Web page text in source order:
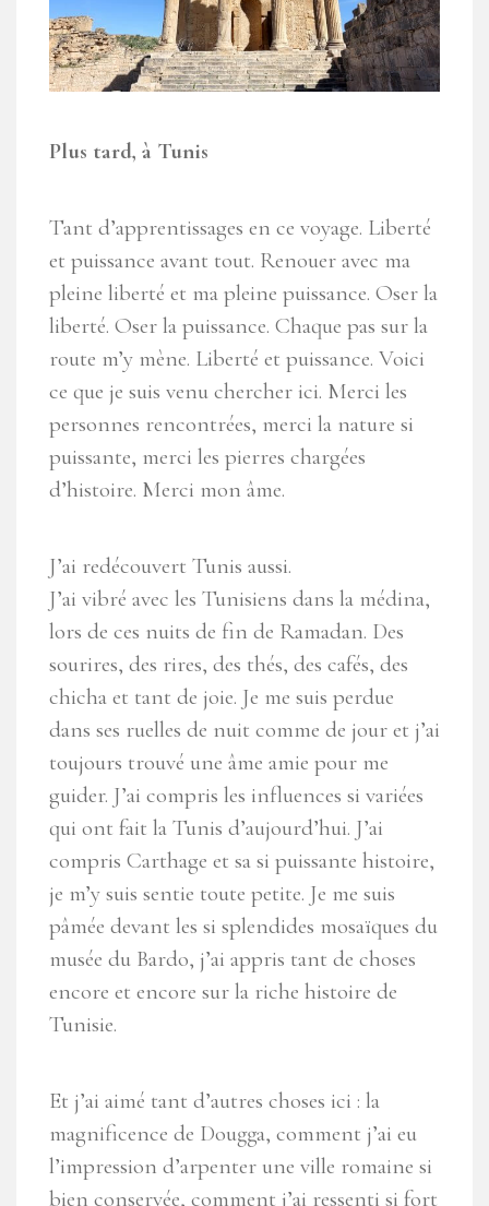
Plus tard, à Tunis
Tant d’apprentissages en ce voyage. Liberté
et puissance avant tout. Renouer avec ma
pleine liberté et ma pleine puissance. Oser la
liberté. Oser la puissance. Chaque pas sur la
route m’y mène. Liberté et puissance. Voici
ce que je suis venu chercher ici. Merci les
personnes rencontrées, merci la nature si
puissante, merci les pierres chargées
d’histoire. Merci mon âme.
J’ai redécouvert Tunis aussi.
J’ai vibré avec les Tunisiens dans la médina,
lors de ces nuits de fin de Ramadan. Des
sourires, des rires, des thés, des cafés, des
chicha et tant de joie. Je me suis perdue
dans ses ruelles de nuit comme de jour et j’ai
toujours trouvé une âme amie pour me
guider. J’ai compris les influences si variées
qui ont fait la Tunis d’aujourd’hui. J’ai
compris Carthage et sa si puissante histoire,
je m’y suis sentie toute petite. Je me suis
pâmée devant les si splendides mosaïques du
musée du Bardo, j’ai appris tant de choses
encore et encore sur la riche histoire de
Tunisie.
Et j’ai aimé tant d’autres choses ici : la
magnificence de Dougga, comment j’ai eu
l’impression d’arpenter une ville romaine si
bien conservée, comment j’ai ressenti si fort